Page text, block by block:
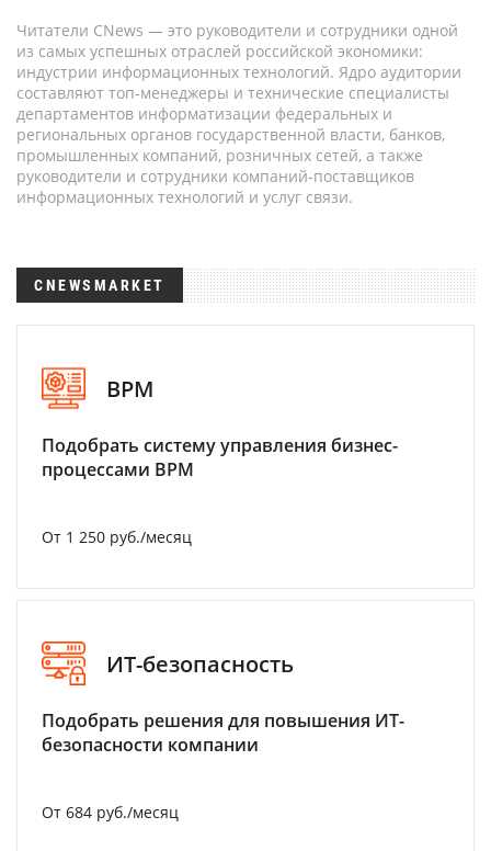
Читатели CNews — это руководители и сотрудники одной
из самых успешных отраслей российской экономики:
индустрии информационных технологий. Ядро аудитории
составляют топ-менеджеры и технические специалисты
департаментов информатизации федеральных и
региональных органов государственной власти, банков,
промышленных компаний, розничных сетей, а также
руководители и сотрудники компаний-поставщиков
информационных технологий и услуг связи.
CNEWSMARKET
BPM
Подобрать систему управления бизнес-
процессами BPM
От 1 250 руб./месяц
ИТ-безопасность
Подобрать решения для повышения ИТ-
безопасности компании
От 684 руб./месяц